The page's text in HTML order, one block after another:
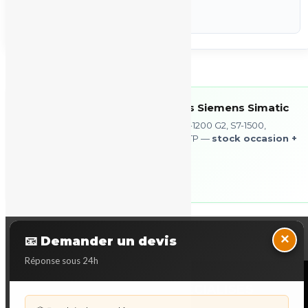
Voir tous nos produits Siemens Simatic
S7-200, S7-300, S7-1200, S7-1200 G2, S7-1500,
ET 200SP, IHM TP/OP/KP/MTP — stock occasion +
📧 Demander un devis
Réponse sous 24h
×
Back to Top